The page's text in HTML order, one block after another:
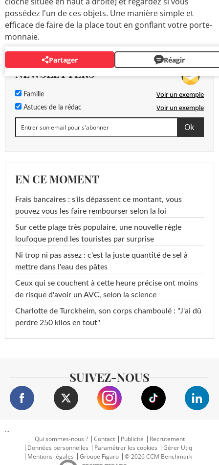
possédez l'un de ces objets. Une manière simple et
efficace de faire de la place tout en gonflant votre porte-
monnaie.
Partager Réagir
NEWSLETTERS
Famille Voir un exemple
Astuces de la rédac Voir un exemple
EN CE MOMENT
Frais bancaires : s'ils dépassent ce montant, vous
pouvez vous les faire rembourser selon la loi
Sur cette plage très populaire, une nouvelle règle
loufoque prend les touristes par surprise
Ni trop ni pas assez : c'est la juste quantité de sel à
mettre dans l'eau des pâtes
Ceux qui se couchent à cette heure précise ont moins
de risque d'avoir un AVC, selon la science
Charlotte de Turckheim, son corps chamboulé : "J'ai dû
perdre 250 kilos en tout"
SUIVEZ-NOUS
...
Qui sommes-nous ?
Contact Publicité
Recrutement
Données personnelles
Paramétrer les cookies
Gérer Utiq
Mentions légales
Groupe Figaro © 2026 CCM Benchmark